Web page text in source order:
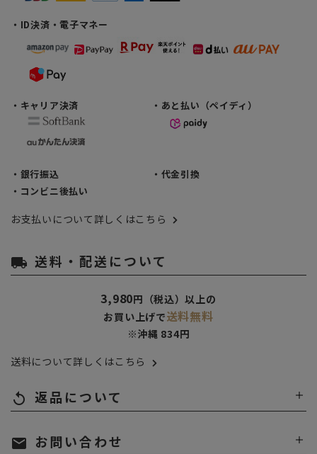
・ID決済・電子マネー
・キャリア決済 ・あと払い（ペイディ）
・銀行振込
・代金引換
・コンビニ後払い
お支払いについて詳しくはこちら
local_shipping 送料・配送について
3,980円（税込）以上の
お買い上げで送料無料
※沖縄 834円
送料について詳しくはこちら
replay 返品について
mail お問い合わせ